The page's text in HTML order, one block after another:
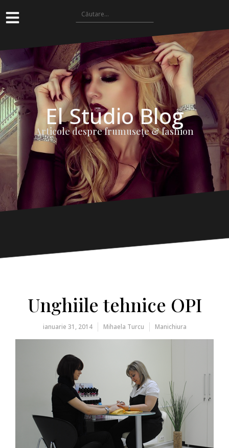
El Studio Blog
Articole despre frumuseţe & fashion
Unghiile tehnice OPI
ianuarie 31, 2014 Mihaela Turcu Manichiura